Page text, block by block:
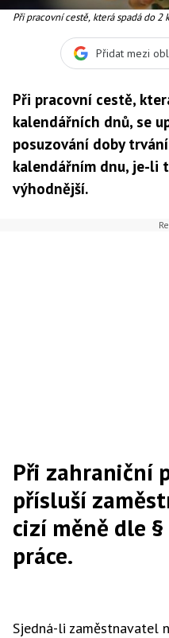
Při pracovní cestě, která spadá do 2
cesty v kalendářním dnu, je-li to pro
Přidat mezi
Při pracovní cestě,
kalendářních dnů, se
posuzování doby
kalendářním dnu, je-li
výhodnější.
Při zahraniční
přísluší
cizí měně dle
práce.
Sjedná-li zaměstnavatel